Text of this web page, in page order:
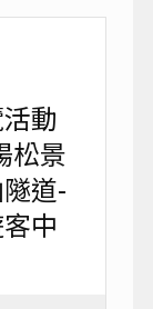
動
松景
道-
中